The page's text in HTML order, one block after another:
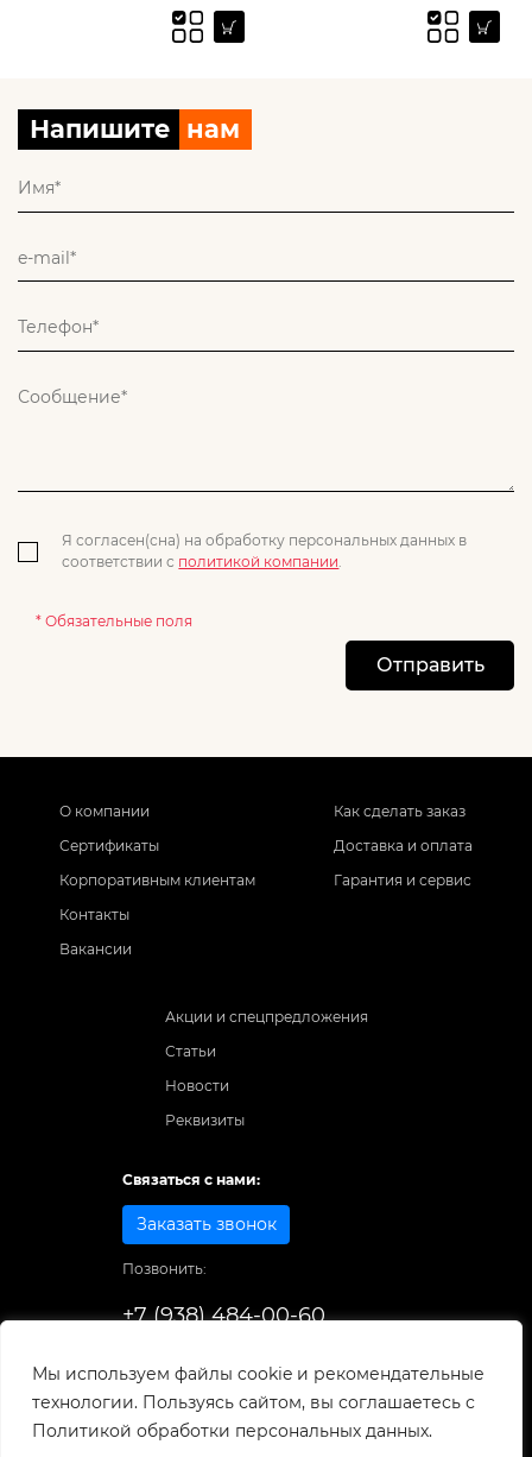
Мы используем файлы cookie и рекомендательные
технологии. Пользуясь сайтом, вы соглашаетесь с
Политикой обработки персональных данных.
Напишите нам
Я согласен(сна) на обработку персональных данных в
соответствии с политикой компании.
* Обязательные поля
Отправить
О компании
Сертификаты
Корпоративным клиентам
Контакты
Вакансии
Как сделать заказ
Доставка и оплата
Гарантия и сервис
Акции и спецпредложения
Статьи
Новости
Реквизиты
Связаться с нами:
Заказать звонок
Позвонить:
+7 (938) 484-00-60
© 1998-2026